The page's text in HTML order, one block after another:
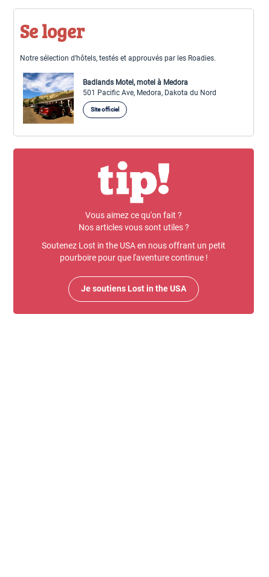
Se loger
Notre sélection d’hôtels, testés et approuvés par les Roadies.
Badlands Motel, motel à Medora
501 Pacific Ave, Medora, Dakota du Nord
Site officiel
Vous aimez ce qu'on fait ?
Nos articles vous sont utiles ?
Soutenez Lost in the USA en nous offrant un petit
pourboire pour que l'aventure continue !
Je soutiens Lost in the USA